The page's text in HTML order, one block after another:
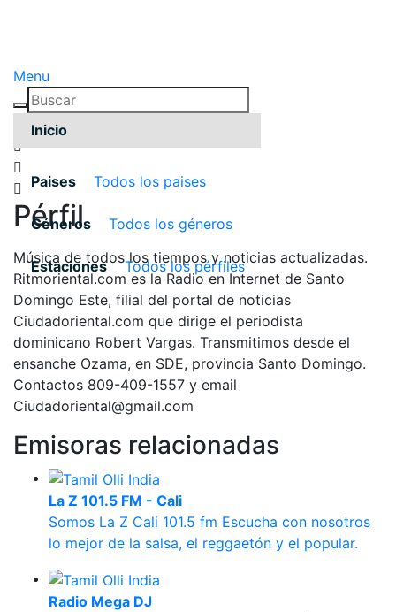
Menu
Inicio
Paises Todos los paises
Géneros Todos los géneros
Estaciones Todos los pérfiles
Pérfil
Música de todos los tiempos y noticias actualizadas.
Ritmoriental.com es la Radio en Internet de Santo
Domingo Este, filial del portal de noticias
Ciudadoriental.com que dirige el periodista
dominicano Robert Vargas. Transmitimos desde el
ensanche Ozama, en SDE, provincia Santo Domingo.
Contactos 809-409-1557 y email
Ciudadoriental@gmail.com
Emisoras relacionadas
La Z 101.5 FM - Cali
Somos La Z Cali 101.5 fm Escucha con nosotros
lo mejor de la salsa, el reggaetón y el popular.
Radio Mega DJ